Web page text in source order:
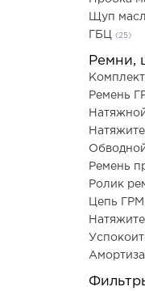
Щуп
ГБЦ (25)
Ремни,
Ремень
Ремень
Ролик
Цепь ГРМ